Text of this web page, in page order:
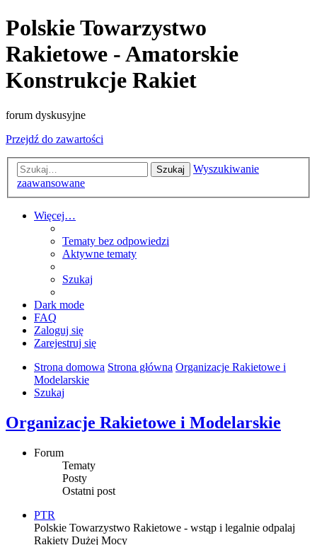
Polskie Towarzystwo
Rakietowe - Amatorskie
Konstrukcje Rakiet
forum dyskusyjne
Przejdź do zawartości
Szukaj
Wyszukiwanie
zaawansowane
Więcej…
Tematy bez odpowiedzi
Aktywne tematy
Szukaj
Dark mode
FAQ
Zaloguj się
Zarejestruj się
Strona domowa Strona główna Organizacje Rakietowe i
Modelarskie
Szukaj
Organizacje Rakietowe i Modelarskie
Forum
Tematy
Posty
Ostatni post
PTR
Polskie Towarzystwo Rakietowe - wstąp i legalnie odpalaj
Rakiety Dużej Mocy